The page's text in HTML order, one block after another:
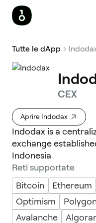
Tutte le dApp
CEX
Aprire Indodax
Indodax is a
exchange
Indonesia
Reti supportate
Bitcoin
Ethereum
Optimism
Avalanche